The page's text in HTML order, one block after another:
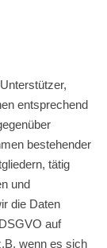
entsprechend
bestehender
tätig
und
die Daten
auf
wenn es sich